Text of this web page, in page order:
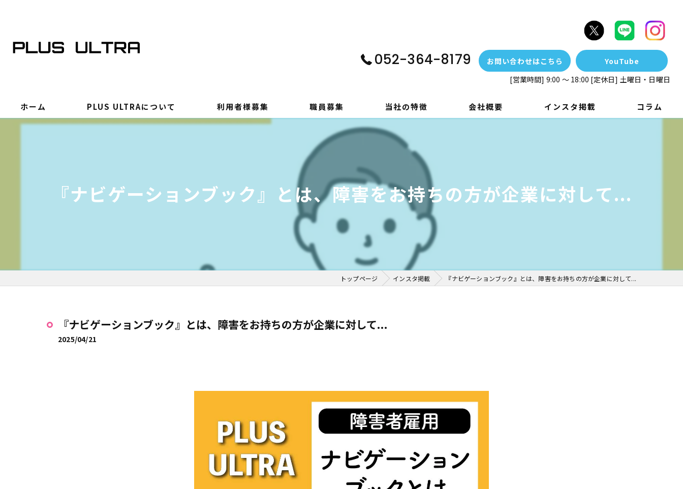
052-364-8179 お問い合わせはこちら
YouTube
[営業時間] 9:00 ～ 18:00 [定休日] 土曜日・日曜日
ホーム PLUS ULTRAについて 利用者様募集 職員募集 当社の特徴
パソコン
動画編集
ゲーム制作
会社概要 インスタ掲載 コラム
『ナビゲーションブック』とは、障害をお持ちの方が企業に対して...
トップページ インスタ掲載 『ナビゲーションブック』とは、障害をお持ちの方が企業に対して...
『ナビゲーションブック』とは、障害をお持ちの方が企業に対して...
2025/04/21